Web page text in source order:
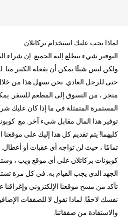
لماذا يجب عليك استخدام بركاتلان
التوفير شيء يتطلع إليه الجميع. إن شراء
ولكن ليس شيئًا يمكن أن يفعله الكثير منا.
حتى للرجل العادي. نحن نسهل هذا من خلال
متجر ، من التسوق إلى المطعم للسفر.
المستمرة المتمثلة في ما إذا كان عليك
توفير هذا المال مقابل شيء آخر. مع
كليهما! يتم تقديم كل هذا إليك على
تمامًا ، حيث لن تواجه أي عقبات أو
كوبونات بركاتلان على أي موقع ويب ،
الجهد الذي يجب القيام به. في كل مرة
تأكد من مسح موقعنا الإلكتروني
نفسك لاحقًا. لماذا نقول لا للصفقات
والاستفادة من صفقاتنا.